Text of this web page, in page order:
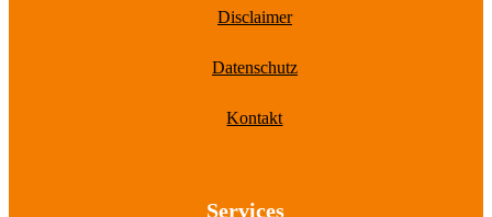
Disclaimer
Datenschutz
Kontakt
Services